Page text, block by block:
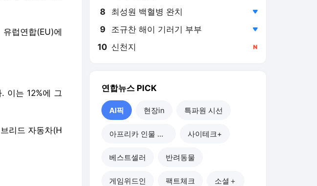
럽연합(EU)에
이는 12%에 그
리드 자동차(H
8 최성원 백혈병 완치
9 조규찬 해이 기러기 부부
10 신천지
연합뉴스 PICK
AI픽 현장in 특파원 시선
아프리카 인물 열전 사이테크+
베스트셀러 반려동물
게임위드인 팩트체크 소셜＋